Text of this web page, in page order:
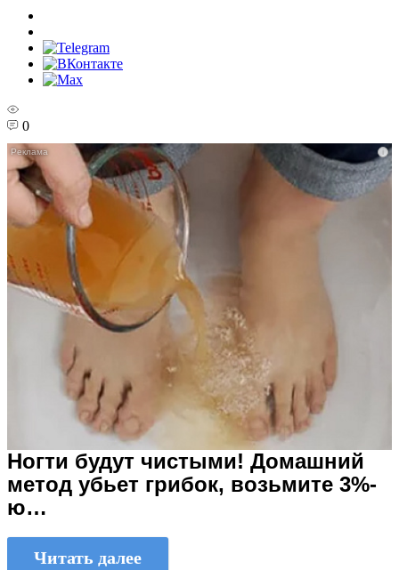
0
i
Ногти будут чистыми! Домашний
метод убьет грибок, возьмите 3%-
ю…
Читать далее